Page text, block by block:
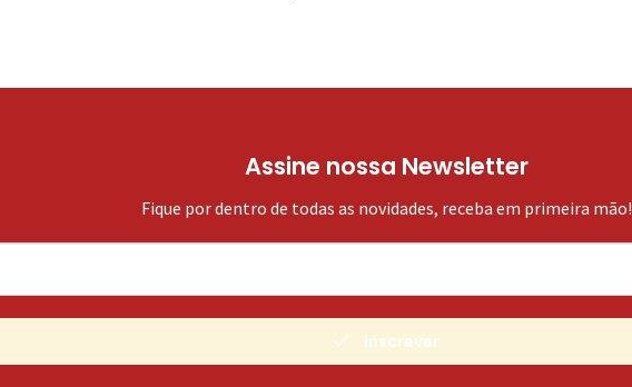
Assine nossa Newsletter
Fique por dentro de todas as novidades, receba em primeira mão!
Inscrever